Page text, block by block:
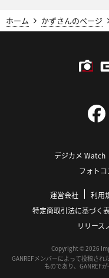
ホーム かずさんのページ
デジカメ Watch
フォト
運営会社 利用
特定商取引法に基づく
リリース
Copyright © 2026
GANREFメンバーによって投稿さ
ものであり、GANREF